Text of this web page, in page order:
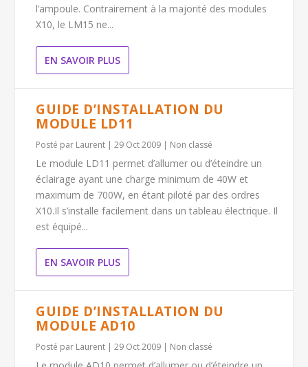
l’ampoule. Contrairement à la majorité des modules
X10, le LM15 ne...
EN SAVOIR PLUS
GUIDE D’INSTALLATION DU
MODULE LD11
Posté par Laurent |29 Oct 2009 | Non classé
Le module LD11 permet d’allumer ou d’éteindre un
éclairage ayant une charge minimum de 40W et
maximum de 700W, en étant piloté par des ordres
X10.Il s’installe facilement dans un tableau électrique. Il
est équipé...
EN SAVOIR PLUS
GUIDE D’INSTALLATION DU
MODULE AD10
Posté par Laurent |29 Oct 2009 | Non classé